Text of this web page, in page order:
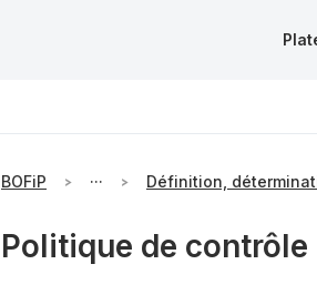
BOFiP ···
Politique de contrôle